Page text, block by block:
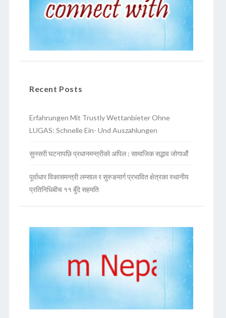
Recent Posts
Erfahrungen Mit Trustly Wettanbieter Ohne
LUGAS: Schnelle Ein- Und Auszahlungen
सुनसरी घटनापछि प्रधानमन्त्रीको अपिल : सामाजिक सद्भाव जोगाऔं
पूर्वाधार विकासमन्त्री लम्साल र सुरुङमार्ग प्रभावित क्षेत्रका स्थानीय
प्रतिनिधिबीच ११ बुँदे सहमति